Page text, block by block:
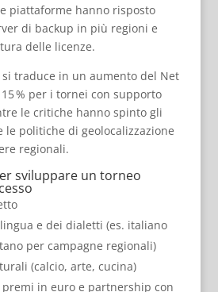
piattaforme hanno risposto
di backup in più regioni e
delle licenze.
traduce in un aumento del Net
% per i tornei con supporto
le critiche hanno spinto gli
le politiche di geolocalizzazione
regionali.
sviluppare un torneo
e dei dialetti (es. italiano
per campagne regionali)
(calcio, arte, cucina)
in euro e partnership con